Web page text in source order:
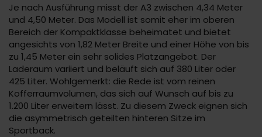
Je nach Ausführung misst der A3 zwischen 4,34 Meter
und 4,50 Meter. Das Modell ist somit eher im oberen
Bereich der Kompaktklasse beheimatet und bietet
angesichts von 1,82 Meter Breite und einer Höhe von bis
zu 1,45 Meter ein sehr solides Platzangebot. Der
Laderaum variiert und beläuft sich auf 380 Liter oder
425 Liter. Wohlgemerkt: die Rede ist vom reinen
Kofferraumvolumen, das sich auf Wunsch auf bis zu
1.200 Liter erweitern lässt. Zu diesem Zweck eignen sich
die asymmetrisch geteilten hinteren Sitze im
Sportback.